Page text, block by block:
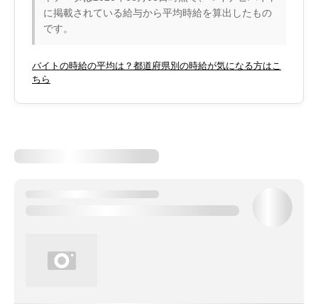
に掲載されている給与から平均時給を算出したもの
です。
バイトの時給の平均は？都道府県別の時給が気になる方はこ
ちら